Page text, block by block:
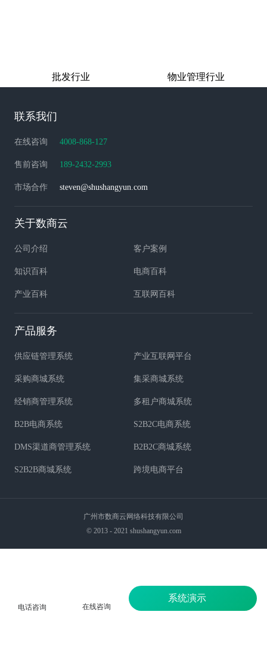
批发行业 物业管理行业
联系我们
在线咨询 4008-868-127
售前咨询 189-2432-2993
市场合作 steven@shushangyun.com
关于数商云
公司介绍 客户案例
知识百科 电商百科
产业百科 互联网百科
产品服务
供应链管理系统 产业互联网平台
采购商城系统 集采商城系统
经销商管理系统 多租户商城系统
B2B电商系统 S2B2C电商系统
DMS渠道商管理系统 B2B2C商城系统
S2B2B商城系统 跨境电商平台
广州市数商云网络科技有限公司
© 2013 - 2021 shushangyun.com
电话咨询 在线咨询
系统演示